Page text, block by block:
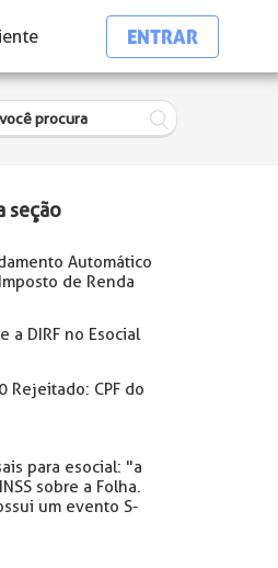
ENTRAR
seção
Automático
de Renda
a DIRF no Esocial
Rejeitado: CPF do
para esocial: "a
sobre a Folha.
um evento S-